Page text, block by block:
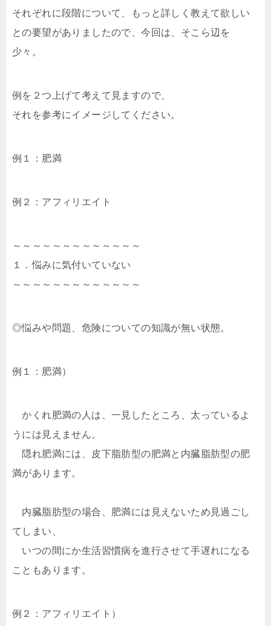
それぞれに段階について、もっと詳しく教えて欲しい
との要望がありましたので、今回は、そこら辺を
少々。
例を２つ上げて考えて見ますので、
それを参考にイメージしてください。
例１：肥満
例２：アフィリエイト
～～～～～～～～～～～～～
１．悩みに気付いていない
～～～～～～～～～～～～～
◎悩みや問題、危険についての知識が無い状態。
例１：肥満）
かくれ肥満の人は、一見したところ、太っているよ
うには見えません。
隠れ肥満には、皮下脂肪型の肥満と内臓脂肪型の肥
満があります。
内臓脂肪型の場合、肥満には見えないため見過ごし
てしまい、
いつの間にか生活習慣病を進行させて手遅れになる
こともあります。
例２：アフィリエイト）